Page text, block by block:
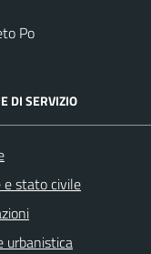
Po
DI SERVIZIO
e stato civile
urbanistica